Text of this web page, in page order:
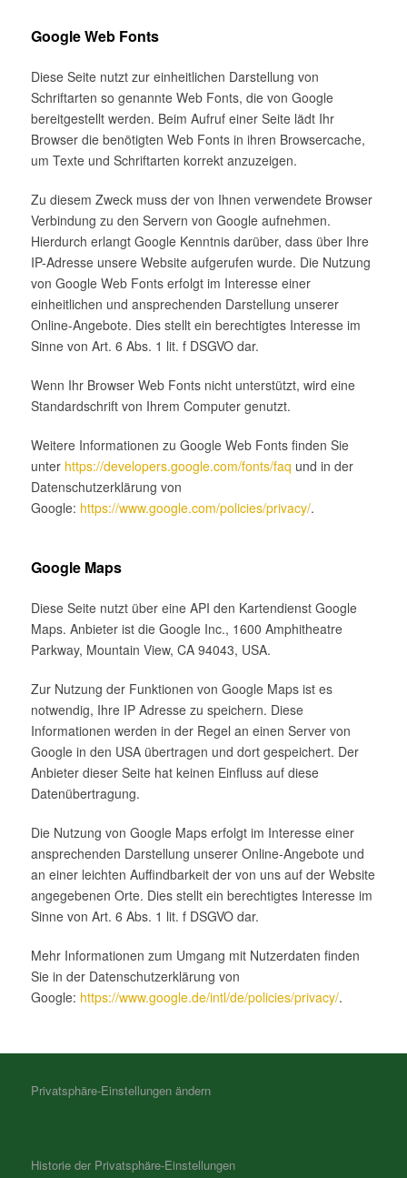
Google Web Fonts
Diese Seite nutzt zur einheitlichen Darstellung von
Schriftarten so genannte Web Fonts, die von Google
bereitgestellt werden. Beim Aufruf einer Seite lädt Ihr
Browser die benötigten Web Fonts in ihren Browsercache,
um Texte und Schriftarten korrekt anzuzeigen.
Zu diesem Zweck muss der von Ihnen verwendete Browser
Verbindung zu den Servern von Google aufnehmen.
Hierdurch erlangt Google Kenntnis darüber, dass über Ihre
IP-Adresse unsere Website aufgerufen wurde. Die Nutzung
von Google Web Fonts erfolgt im Interesse einer
einheitlichen und ansprechenden Darstellung unserer
Online-Angebote. Dies stellt ein berechtigtes Interesse im
Sinne von Art. 6 Abs. 1 lit. f DSGVO dar.
Wenn Ihr Browser Web Fonts nicht unterstützt, wird eine
Standardschrift von Ihrem Computer genutzt.
Weitere Informationen zu Google Web Fonts finden Sie
unter https://developers.google.com/fonts/faq und in der
Datenschutzerklärung von
Google: https://www.google.com/policies/privacy/.
Google Maps
Diese Seite nutzt über eine API den Kartendienst Google
Maps. Anbieter ist die Google Inc., 1600 Amphitheatre
Parkway, Mountain View, CA 94043, USA.
Zur Nutzung der Funktionen von Google Maps ist es
notwendig, Ihre IP Adresse zu speichern. Diese
Informationen werden in der Regel an einen Server von
Google in den USA übertragen und dort gespeichert. Der
Anbieter dieser Seite hat keinen Einfluss auf diese
Datenübertragung.
Die Nutzung von Google Maps erfolgt im Interesse einer
ansprechenden Darstellung unserer Online-Angebote und
an einer leichten Auffindbarkeit der von uns auf der Website
angegebenen Orte. Dies stellt ein berechtigtes Interesse im
Sinne von Art. 6 Abs. 1 lit. f DSGVO dar.
Mehr Informationen zum Umgang mit Nutzerdaten finden
Sie in der Datenschutzerklärung von
Google: https://www.google.de/intl/de/policies/privacy/.
Privatsphäre-Einstellungen ändern
Historie der Privatsphäre-Einstellungen